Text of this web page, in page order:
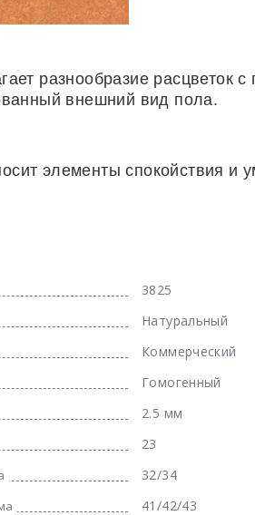
разнообразие расцветок
внешний вид пола.
элементы спокойствия и
3825
Натуральный
Коммерческий
Гомогенный
2.5 мм
23
32/34
41/42/43